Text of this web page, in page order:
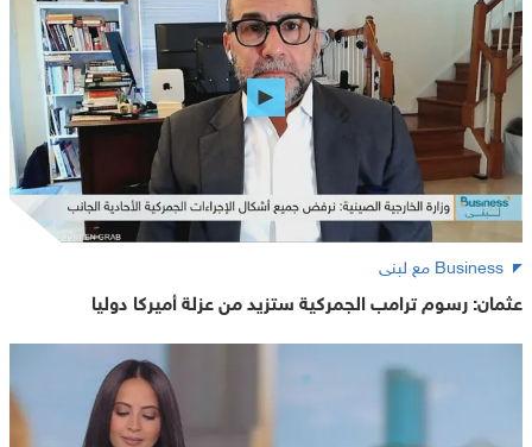
Business مع لبنى
عثمان: رسوم ترامب الجمركية ستزيد من عزلة أميركا دوليا